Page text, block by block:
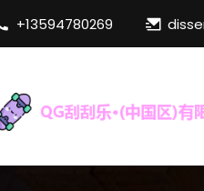
+13594780269